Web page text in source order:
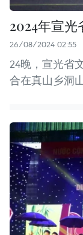
2024年宣
26/08/2024 02:55
24晚，宣光省
合在真山乡洞